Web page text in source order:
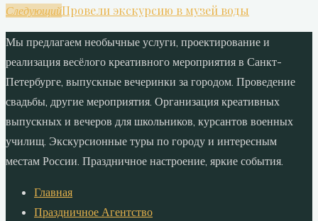
СледующийПровели экскурсию в музей воды
Мы предлагаем необычные услуги, проектирование и
реализация весёлого креативного мероприятия в Санкт-
Петербурге, выпускные вечеринки за городом. Проведение
свадьбы, другие мероприятия. Организация креативных
выпускных и вечеров для школьников, курсантов военных
училищ. Экскурсионные туры по городу и интересным
местам России. Праздничное настроение, яркие события.
Главная
Праздничное Агентство